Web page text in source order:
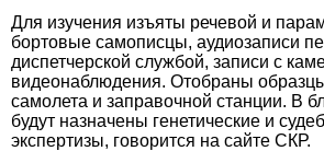
Для изучения изъяты речевой и
бортовые самописцы, аудиозаписи
диспетчерской службой, записи с
видеонаблюдения. Отобраны
самолета и заправочной станции. В
будут назначены генетические и
экспертизы, говорится на сайте СКР.